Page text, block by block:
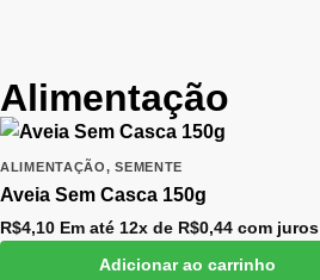
Alimentação
ALIMENTAÇÃO,SEMENTE
Aveia Sem Casca 150g
R$4,10 Em até 12x de R$0,44 com juros
Adicionar ao carrinho